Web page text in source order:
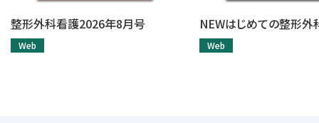
整形外科看護2026年8月号
Web
NEWはじめての整形外
Web